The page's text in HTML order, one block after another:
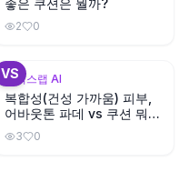
좋은 쿠션은 뭘까?
2 0
VS
뷰틱스랩 AI
복합성(건성 가까움) 피부,
어바웃톤 파데 vs 쿠션 뭐가
나을까?
3 0